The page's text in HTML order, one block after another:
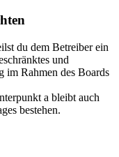
du dem Betreiber ein
und
im Rahmen des Boards
a bleibt auch
bestehen.